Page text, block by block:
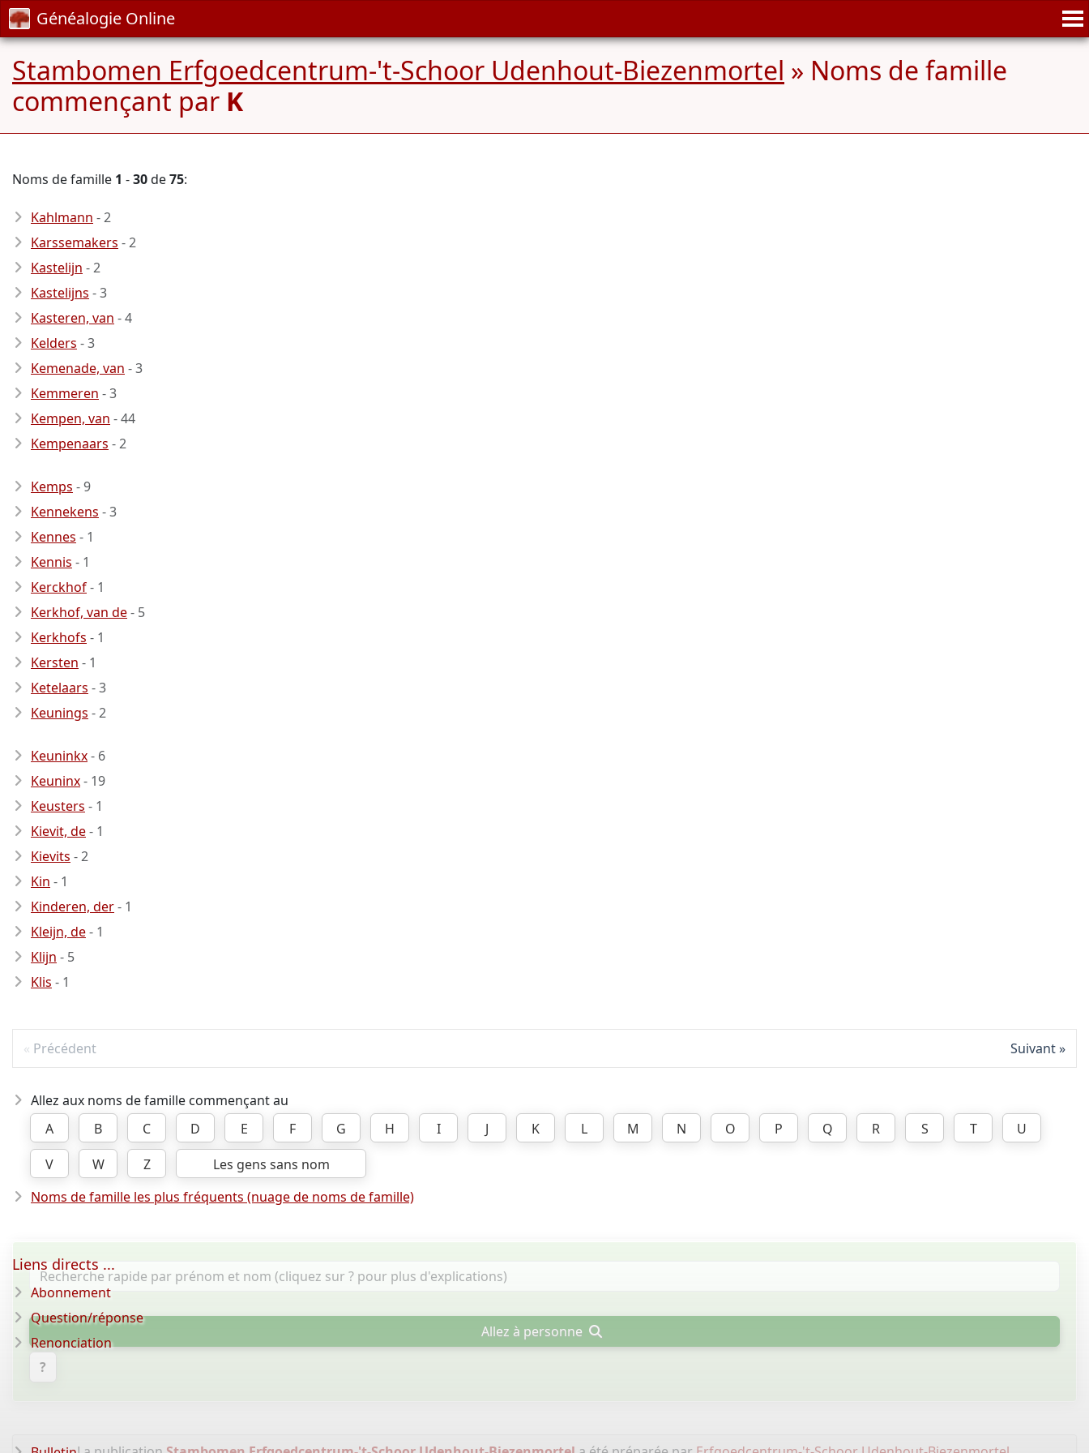
Généalogie Online
Stambomen Erfgoedcentrum-'t-Schoor Udenhout-Biezenmortel » Noms de famille
commençant par K
Noms de famille 1 -30de75:
Kahlmann - 2
Karssemakers - 2
Kastelijn - 2
Kastelijns - 3
Kasteren, van - 4
Kelders - 3
Kemenade, van - 3
Kemmeren - 3
Kempen, van - 44
Kempenaars - 2
Kemps - 9
Kennekens - 3
Kennes - 1
Kennis - 1
Kerckhof- 1
Kerkhof, van de- 5
Kerkhofs - 1
Kersten - 1
Ketelaars - 3
Keunings - 2
Keuninkx- 6
Keuninx- 19
Keusters - 1
Kievit, de- 1
Kievits - 2
Kin - 1
Kinderen, der- 1
Kleijn, de- 1
Klijn - 5
Klis - 1
Précédent Suivant
Allez aux noms de famille commençant au
A
B C D E F G H I J K L M N O P Q R S T
U
V
W Z
Les gens sans nom
Noms de famille les plus fréquents (nuage de noms de famille)
Allez à personne
?
Liens directs ...
Abonnement
Question/réponse
Renonciation